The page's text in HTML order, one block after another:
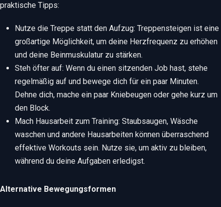
praktische Tipps:
Nutze die Treppe statt den Aufzug: Treppensteigen ist eine
großartige Möglichkeit, um deine Herzfrequenz zu erhöhen
und deine Beinmuskulatur zu stärken.
Steh öfter auf: Wenn du einen sitzenden Job hast, stehe
regelmäßig auf und bewege dich für ein paar Minuten.
Dehne dich, mache ein paar Kniebeugen oder gehe kurz um
den Block.
Mach Hausarbeit zum Training: Staubsaugen, Wäsche
waschen und andere Hausarbeiten können überraschend
effektive Workouts sein. Nutze sie, um aktiv zu bleiben,
während du deine Aufgaben erledigst.
Alternative Bewegungsformen